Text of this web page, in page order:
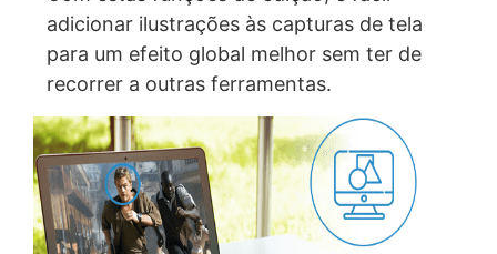
adicionar ilustrações às capturas de tela
para um efeito global melhor sem ter de
recorrer a outras ferramentas.